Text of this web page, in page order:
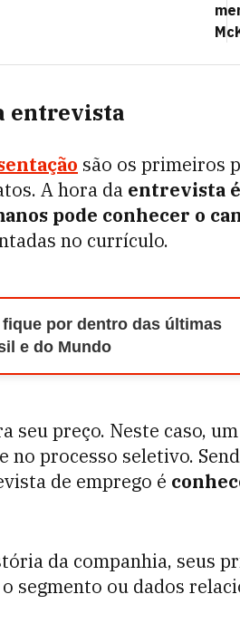
entrevista
são os primeiros
A hora da entrevista
pode conhecer o
no currículo.
fique por dentro das últimas
e do Mundo
seu preço. Neste caso,
no processo seletivo.
de emprego é
da companhia, seus
segmento ou dados